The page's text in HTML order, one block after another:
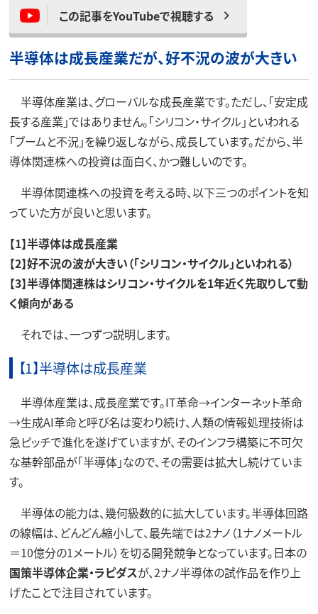
この記事をYouTubeで視聴する
半導体は成長産業だが、好不況の波が大きい
半導体産業は、グローバルな成長産業です。ただし、「安定成
長する産業」ではありません。「シリコン・サイクル」といわれる
「ブームと不況」を繰り返しながら、成長しています。だから、半
導体関連株への投資は面白く、かつ難しいのです。
半導体関連株への投資を考える時、以下三つのポイントを知
っていた方が良いと思います。
【1】半導体は成長産業
【2】好不況の波が大きい（「シリコン・サイクル」といわれる）
【3】半導体関連株はシリコン・サイクルを1年近く先取りして動
く傾向がある
それでは、一つずつ説明します。
【1】半導体は成長産業
半導体産業は、成長産業です。IT革命→インターネット革命
→生成AI革命と呼び名は変わり続け、人類の情報処理技術は
急ピッチで進化を遂げていますが、そのインフラ構築に不可欠
な基幹部品が「半導体」なので、その需要は拡大し続けていま
す。
半導体の能力は、幾何級数的に拡大しています。半導体回路
の線幅は、どんどん縮小して、最先端では2ナノ（1ナノメートル
＝10億分の1メートル）を切る開発競争となっています。日本の
国策半導体企業・ラピダスが、2ナノ半導体の試作品を作り上
げたことで注目されています。